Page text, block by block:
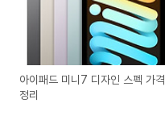
아이패드 미니7 디자인 스펙 가격
정리